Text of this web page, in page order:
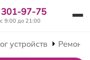
97-75
9:00 до 21:00
устройств Ремонт